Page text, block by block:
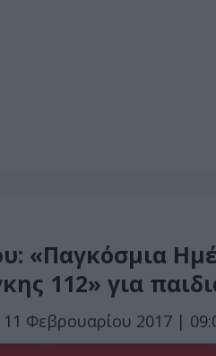
«Παγκόσμια
112» για
11 Φεβρουαρίου 2017 |